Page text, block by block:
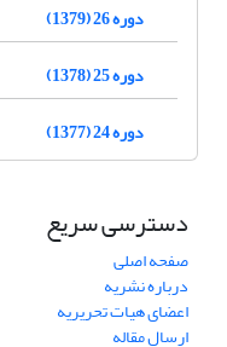
دوره 26 (1379)
دوره 25 (1378)
دوره 24 (1377)
دسترسی سریع
صفحه اصلی
درباره نشریه
اعضای هیات تحریریه
ارسال مقاله